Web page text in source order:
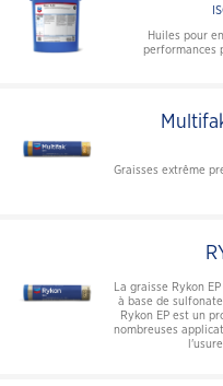
Huiles pour
performances
Graisses extrême
La graisse Rykon
à base de
Rykon EP est un
nombreuses